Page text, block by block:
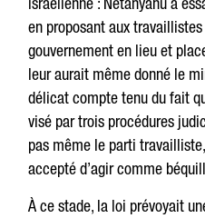
en proposant aux
gouvernement en lieu et
leur aurait même donné le
délicat compte tenu du fait
visé par trois procédures
pas même le parti
accepté d’agir comme
À ce stade, la loi prévoyait